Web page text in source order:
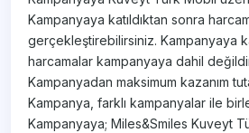
Kampanyaya katıldıktan sonra
gerçekleştirebilirsiniz. Kampanyaya
harcamalar kampanyaya dahil
Kampanyadan maksimum kazanım
Kampanya, farklı kampanyalar ile
Kampanyaya; Miles&Smiles Kuveyt